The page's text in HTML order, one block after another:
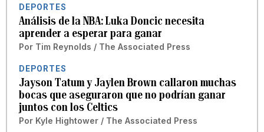
DEPORTES
Análisis de la NBA: Luka Doncic necesita
aprender a esperar para ganar
Por Tim Reynolds / The Associated Press
DEPORTES
Jayson Tatum y Jaylen Brown callaron muchas
bocas que aseguraron que no podrían ganar
juntos con los Celtics
Por Kyle Hightower / The Associated Press